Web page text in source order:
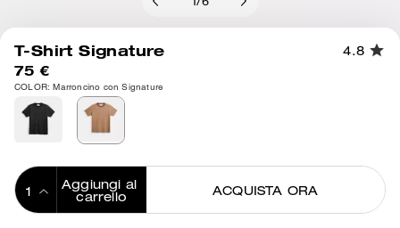
/6
T-Shirt Signature 4.8
75 €
COLOR: Marroncino con Signature
Aggiungi al
carrello
ACQUISTA ORA